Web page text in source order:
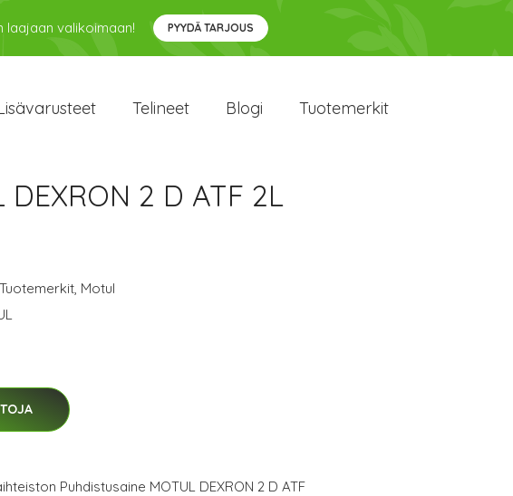
valikoimaan! PYYDÄ TARJOUS
Telineet Blogi Tuotemerkit
2 D ATF 2L
Tuotemerkit, Motul
Puhdistusaine MOTUL DEXRON 2 D ATF